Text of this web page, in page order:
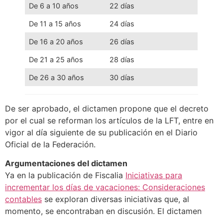
De 6 a 10 años 22 días
De 11 a 15 años 24 días
De 16 a 20 años 26 días
De 21 a 25 años 28 días
De 26 a 30 años 30 días
De ser aprobado, el dictamen propone que el decreto
por el cual se reforman los artículos de la LFT, entre en
vigor al día siguiente de su publicación en el Diario
Oficial de la Federación.
Argumentaciones del dictamen
Ya en la publicación de Fiscalia Iniciativas para
incrementar los días de vacaciones: Consideraciones
contables se exploran diversas iniciativas que, al
momento, se encontraban en discusión. El dictamen